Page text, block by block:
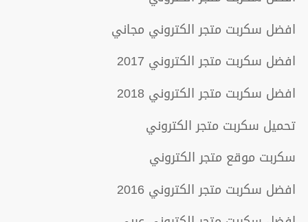
افضل سكربت متجر الكتروني مجاني
افضل سكربت متجر الكتروني 2017
افضل سكربت متجر الكتروني 2018
تحميل سكربت متجر الكتروني
سكربت موقع متجر الكتروني
افضل سكربت متجر الكتروني 2016